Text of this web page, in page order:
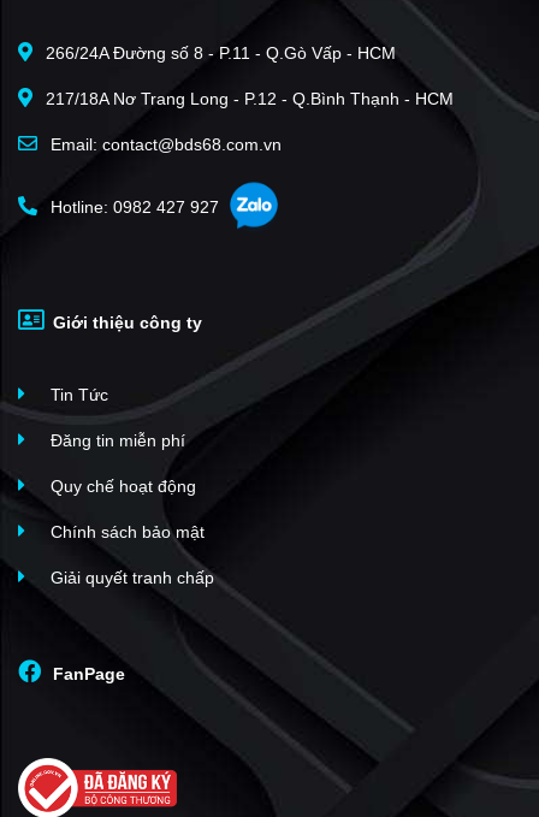
266/24A Đường số 8 - P.11 - Q.Gò Vấp - HCM
217/18A Nơ Trang Long - P.12 - Q.Bình Thạnh - HCM
Email: contact@bds68.com.vn
Hotline: 0982 427 927
Giới thiệu công ty
Tin Tức
Đăng tin miễn phí
Quy chế hoạt động
Chính sách bảo mật
Giải quyết tranh chấp
FanPage